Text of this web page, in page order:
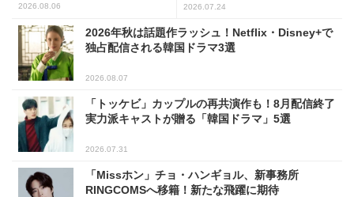
2026.08.06 2026.07.24
2026年秋は話題作ラッシュ！Netflix・Disney+で
独占配信される韓国ドラマ3選
2026.08.07
「トッケビ」カップルの再共演作も！8月配信終了
実力派キャストが贈る「韓国ドラマ」5選
2026.07.31
「Missホン」チョ・ハンギョル、新事務所
RINGCOMSへ移籍！新たな飛躍に期待